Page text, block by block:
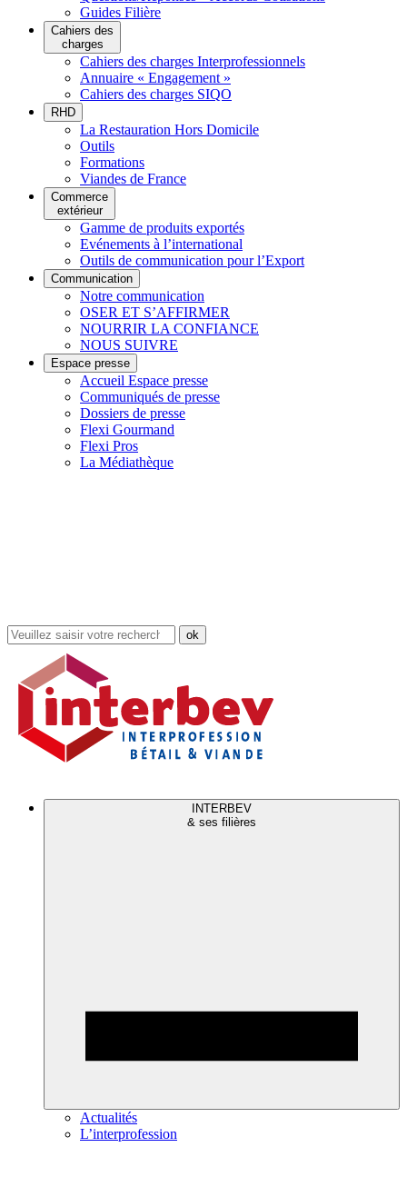
Guides Filière
Cahiers des
charges
Cahiers des charges Interprofessionnels
Annuaire « Engagement »
Cahiers des charges SIQO
RHD
La Restauration Hors Domicile
Outils
Formations
Viandes de France
Commerce
extérieur
Gamme de produits exportés
Evénements à l’international
Outils de communication pour l’Export
Communication
Notre communication
OSER ET S’AFFIRMER
NOURRIR LA CONFIANCE
NOUS SUIVRE
Espace presse
Accueil Espace presse
Communiqués de presse
Dossiers de presse
Flexi Gourmand
Flexi Pros
La Médiathèque
Rechercher
dans
site
INTERBEV
& ses filières
Actualités
L’interprofession